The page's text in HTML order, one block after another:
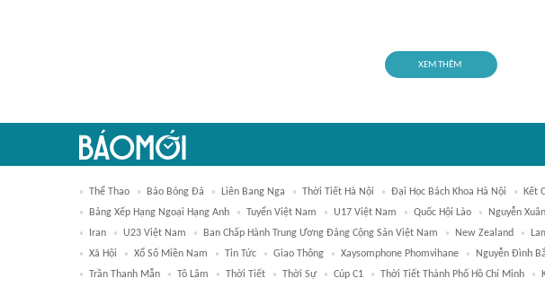
XEM THÊM
Thể Thao Báo Bóng Đá Liên Bang Nga Thời Tiết Hà Nội Đại Học Bách Khoa Hà Nội Kết
Bảng Xếp Hạng Ngoại Hạng Anh
Tuyển Việt Nam U17 Việt Nam Quốc Hội Lào Nguyễn
Iran
U23 Việt Nam Ban Chấp Hành Trung Ương Đảng Cộng Sản Việt Nam New Zealand
Xã Hội
Xổ Số Miền Nam Tin Tức Giao Thông Xaysomphone Phomvihane Nguyễn Đình
Trần Thanh Mẫn
Tô Lâm Thời Tiết Thời Sự Cúp C1 Thời Tiết Thành Phố Hồ Chí Minh